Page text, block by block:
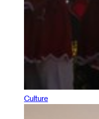
Culture